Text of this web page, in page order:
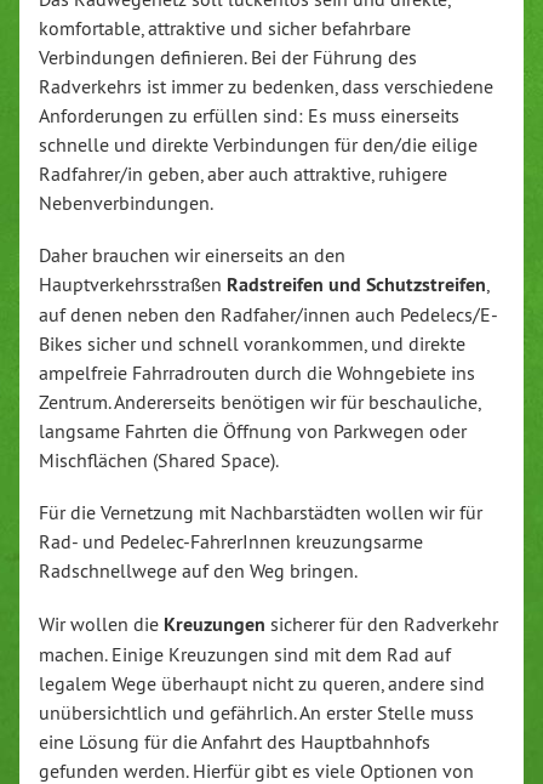
komfortable, attraktive und sicher befahrbare
Verbindungen definieren. Bei der Führung des
Radverkehrs ist immer zu bedenken, dass verschiedene
Anforderungen zu erfüllen sind: Es muss einerseits
schnelle und direkte Verbindungen für den/die eilige
Radfahrer/in geben, aber auch attraktive, ruhigere
Nebenverbindungen.
Daher brauchen wir einerseits an den
Hauptverkehrsstraßen Radstreifen und Schutzstreifen,
auf denen neben den Radfaher/innen auch Pedelecs/E-
Bikes sicher und schnell vorankommen, und direkte
ampelfreie Fahrradrouten durch die Wohngebiete ins
Zentrum. Andererseits benötigen wir für beschauliche,
langsame Fahrten die Öffnung von Parkwegen oder
Mischflächen (Shared Space).
Für die Vernetzung mit Nachbarstädten wollen wir für
Rad- und Pedelec-FahrerInnen kreuzungsarme
Radschnellwege auf den Weg bringen.
Wir wollen die Kreuzungen sicherer für den Radverkehr
machen. Einige Kreuzungen sind mit dem Rad auf
legalem Wege überhaupt nicht zu queren, andere sind
unübersichtlich und gefährlich. An erster Stelle muss
eine Lösung für die Anfahrt des Hauptbahnhofs
gefunden werden. Hierfür gibt es viele Optionen von